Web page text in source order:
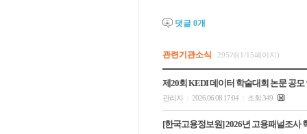
댓글 0개
관련기관소식 295개(1/15페이지)
제20회 KEDI 데이터 학술대회 논문 공모
관리자 2026.06.08 17:04 조회 349
[한국고용정보원] 2026년 고용패널조사